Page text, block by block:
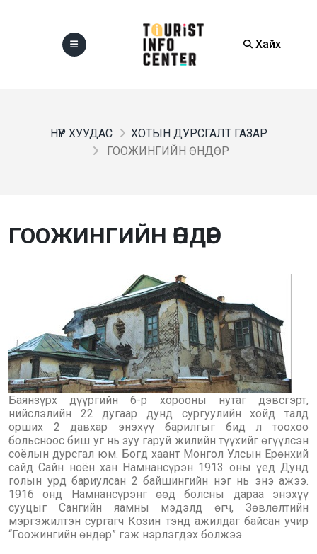
Хайх
НҮҮР ХУУДАС
ХОТЫН ДУРСГАЛТ ГАЗАР
ГООЖИНГИЙН ӨНДӨР
ГООЖИНГИЙН ӨНДӨР
Баянзүрх дүүргийн 6-р хорооны нутаг дэвсгэрт,
нийслэлийн 22 дугаар дунд сургуулийн хойд талд
орших 2 давхар энэхүү барилгыг бид л тоохоо
больсноос биш уг нь зуу гаруй жилийн түүхийг өгүүлсэн
соёлын дурсгал юм. Богд хаант Монгол Улсын Ерөнхий
сайд Сайн ноён хан Намнансүрэн 1913 оны үед Дунд
голын урд бариулсан 2 байшингийн нэг нь энэ ажээ.
1916 онд Намнансүрэнг өөд болсны дараа энэхүү
сууцыг Сангийн яамны мэдэлд өгч, Зөвлөлтийн
мэргэжилтэн сургагч Козин тэнд ажилдаг байсан учир
“Гоожингийн өндөр” гэж нэрлэгдэх болжээ.